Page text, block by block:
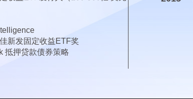
新发固定收益ETF奖
抵押贷款债券策略